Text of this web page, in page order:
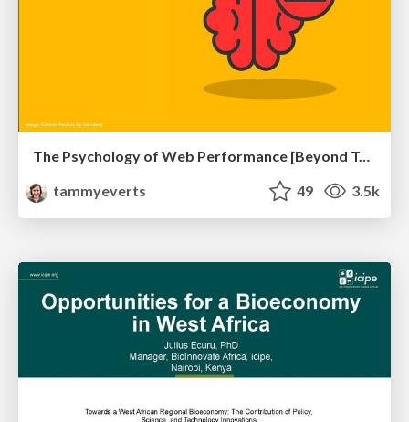
The Psychology of Web Performance [Beyond Tellerrand 2023]
tammyeverts
49 3.5k